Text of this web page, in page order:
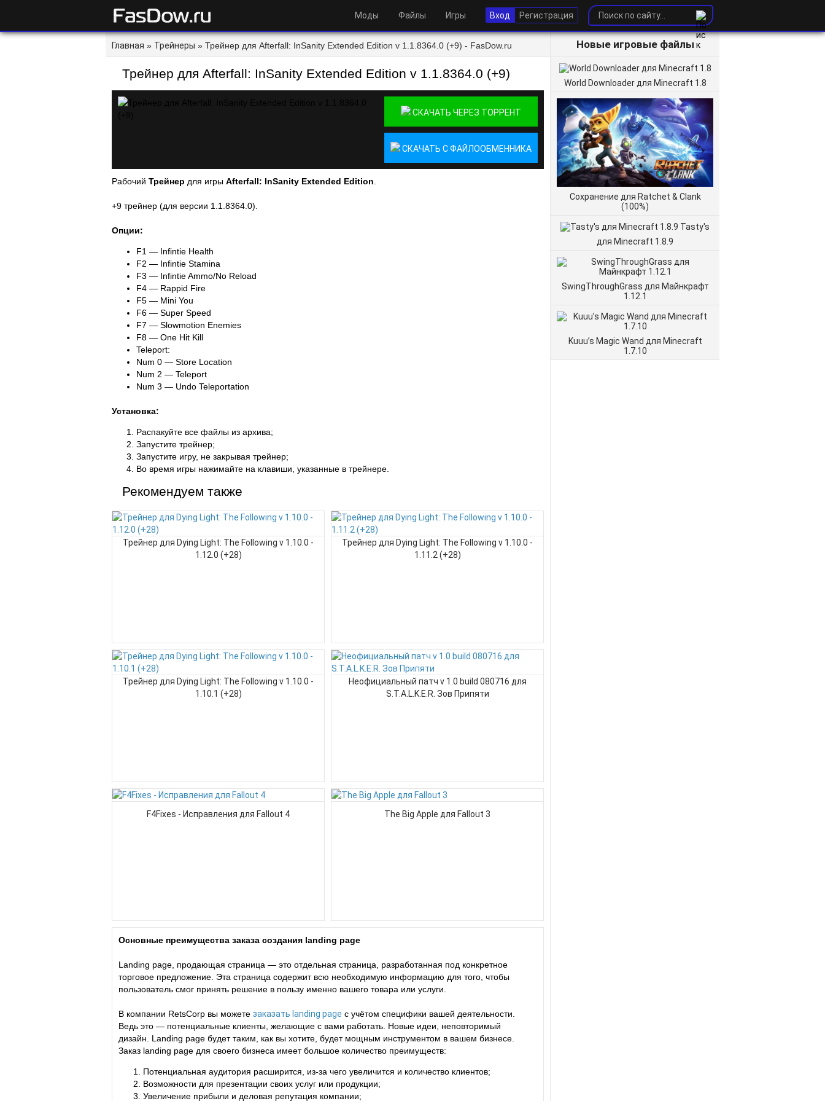
Моды Файлы Игры Вход Регистрация
Новые игровые файлы
World Downloader для Minecraft 1.8
Сохранение для Ratchet & Clank
(100%)
Tasty's
для Minecraft 1.8.9
SwingThroughGrass для Майнкрафт
1.12.1
Kuuu’s Magic Wand для Minecraft
1.7.10
Главная » Трейнеры » Трейнер для Afterfall: InSanity Extended Edition v 1.1.8364.0 (+9) - FasDow.ru
Трейнер для Afterfall: InSanity Extended Edition v 1.1.8364.0 (+9)
СКАЧАТЬ ЧЕРЕЗ ТОРРЕНТ
СКАЧАТЬ С ФАЙЛООБМЕННИКА
Рабочий Трейнер для игры Afterfall: InSanity Extended Edition
+9 трейнер (для версии 1.1.8364.0).
Опции:
F1 — Infintie Health
F2 — Infintie Stamina
F3 — Infintie Ammo/No Reload
F4 — Rappid Fire
F5 — Mini You
F6 — Super Speed
F7 — Slowmotion Enemies
F8 — One Hit Kill
Teleport:
Num 0 — Store Location
Num 2 — Teleport
Num 3 — Undo Teleportation
Установка:
Распакуйте все файлы из архива;
Запустите трейнер;
Запустите игру, не закрывая трейнер;
Во время игры нажимайте на клавиши, указанные в трейнере.
Рекомендуем также
Трейнер для Dying Light: The Following v 1.10.0 -
1.12.0 (+28)
Трейнер для Dying Light: The Following v 1.10.0 -
1.11.2 (+28)
Трейнер для Dying Light: The Following v 1.10.0 -
1.10.1 (+28)
Неофициальный патч v 1.0 build 080716 для
S.T.A.L.K.E.R. Зов Припяти
F4Fixes - Исправления для Fallout 4 The Big Apple для Fallout 3
Основные преимущества заказа создания landing page
Landing page, продающая страница — это отдельная страница, разработанная под конкретное
торговое предложение. Эта страница содержит всю необходимую информацию для того, чтобы
пользователь смог принять решение в пользу именно вашего товара или услуги.
В компании RetsCorp вы можете заказать landing page с учётом специфики вашей деятельности.
Ведь это — потенциальные клиенты, желающие с вами работать. Новые идеи, неповторимый
дизайн. Landing page будет таким, как вы хотите, будет мощным инструментом в вашем бизнесе.
Заказ landing page для своего бизнеса имеет большое количество преимуществ:
Потенциальная аудитория расширится, из-за чего увеличится и количество клиентов;
Возможности для презентации своих услуг или продукции;
Увеличение прибыли и деловая репутация компании;